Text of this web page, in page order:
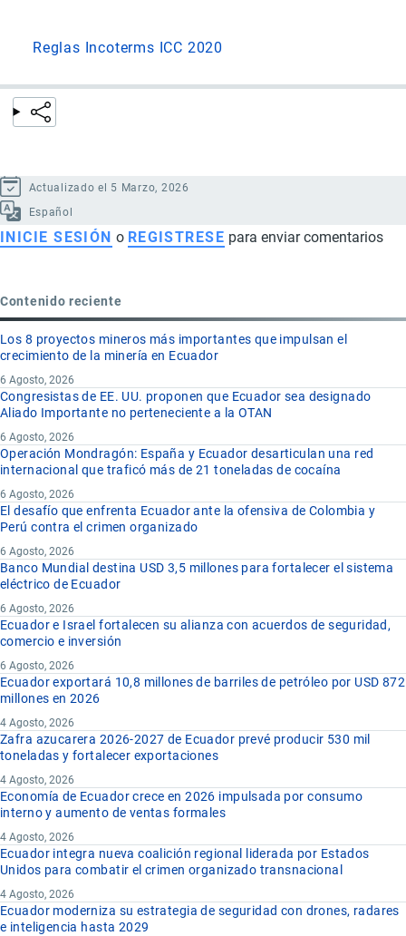
Reglas Incoterms ICC 2020
Actualizado el 5 Marzo, 2026
Español
INICIE SESIÓN o REGISTRESE para enviar comentarios
Contenido reciente
Los 8 proyectos mineros más importantes que impulsan el
crecimiento de la minería en Ecuador
6 Agosto, 2026
Congresistas de EE. UU. proponen que Ecuador sea designado
Aliado Importante no perteneciente a la OTAN
6 Agosto, 2026
Operación Mondragón: España y Ecuador desarticulan una red
internacional que traficó más de 21 toneladas de cocaína
6 Agosto, 2026
El desafío que enfrenta Ecuador ante la ofensiva de Colombia y
Perú contra el crimen organizado
6 Agosto, 2026
Banco Mundial destina USD 3,5 millones para fortalecer el sistema
eléctrico de Ecuador
6 Agosto, 2026
Ecuador e Israel fortalecen su alianza con acuerdos de seguridad,
comercio e inversión
6 Agosto, 2026
Ecuador exportará 10,8 millones de barriles de petróleo por USD 872
millones en 2026
4 Agosto, 2026
Zafra azucarera 2026-2027 de Ecuador prevé producir 530 mil
toneladas y fortalecer exportaciones
4 Agosto, 2026
Economía de Ecuador crece en 2026 impulsada por consumo
interno y aumento de ventas formales
4 Agosto, 2026
Ecuador integra nueva coalición regional liderada por Estados
Unidos para combatir el crimen organizado transnacional
4 Agosto, 2026
Ecuador moderniza su estrategia de seguridad con drones, radares
e inteligencia hasta 2029